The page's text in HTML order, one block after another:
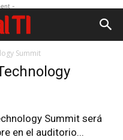
-
Summit
Summit será
en el auditorio...